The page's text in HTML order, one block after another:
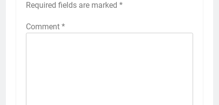
Required fields are marked *
Comment *